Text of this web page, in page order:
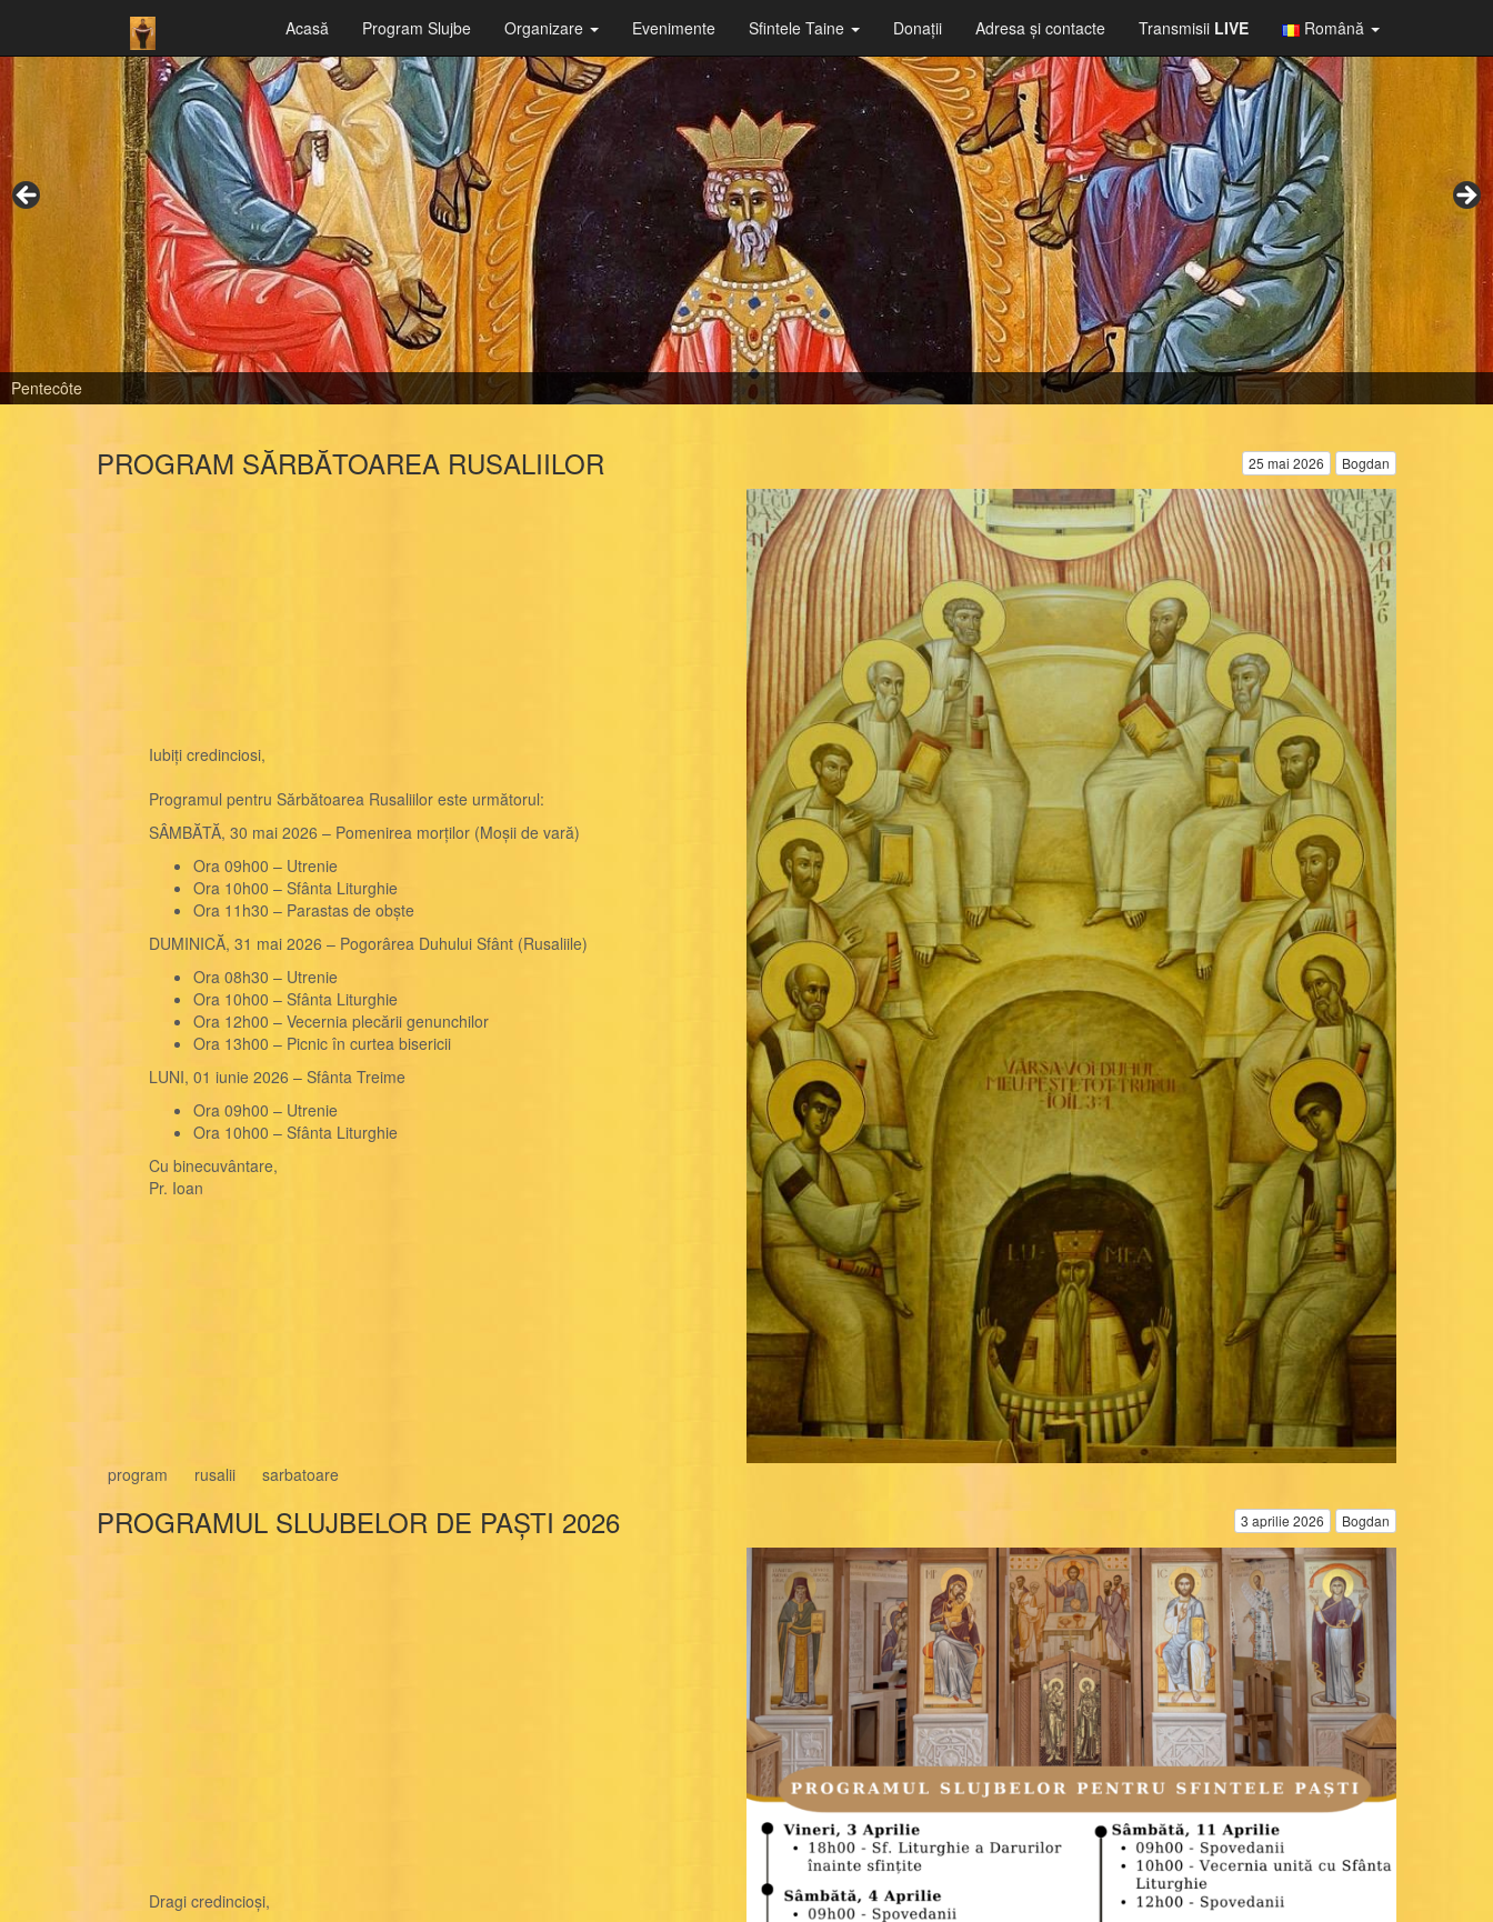
Acasă Program Slujbe Organizare Evenimente Sfintele Taine Donații Adresa şi contacte Transmisii LIVE Română
Dormition de la Mère de Dieu
25 mai 2026 Bogdan
PROGRAM SĂRBĂTOAREA RUSALIILOR
Iubiți credinciosi,
Programul pentru Sărbătoarea Rusaliilor este următorul:
SÂMBĂTĂ, 30 mai 2026 – Pomenirea morților (Moșii de vară)
Ora 09h00 – Utrenie
Ora 10h00 – Sfânta Liturghie
Ora 11h30 – Parastas de obște
DUMINICĂ, 31 mai 2026 – Pogorârea Duhului Sfânt (Rusaliile)
Ora 08h30 – Utrenie
Ora 10h00 – Sfânta Liturghie
Ora 12h00 – Vecernia plecării genunchilor
Ora 13h00 – Picnic în curtea bisericii
LUNI, 01 iunie 2026 – Sfânta Treime
Ora 09h00 – Utrenie
Ora 10h00 – Sfânta Liturghie
Cu binecuvântare,
Pr. Ioan
program rusalii sarbatoare
3 aprilie 2026 Bogdan
PROGRAMUL SLUJBELOR DE PAȘTI 2026
Dragi credincioși,